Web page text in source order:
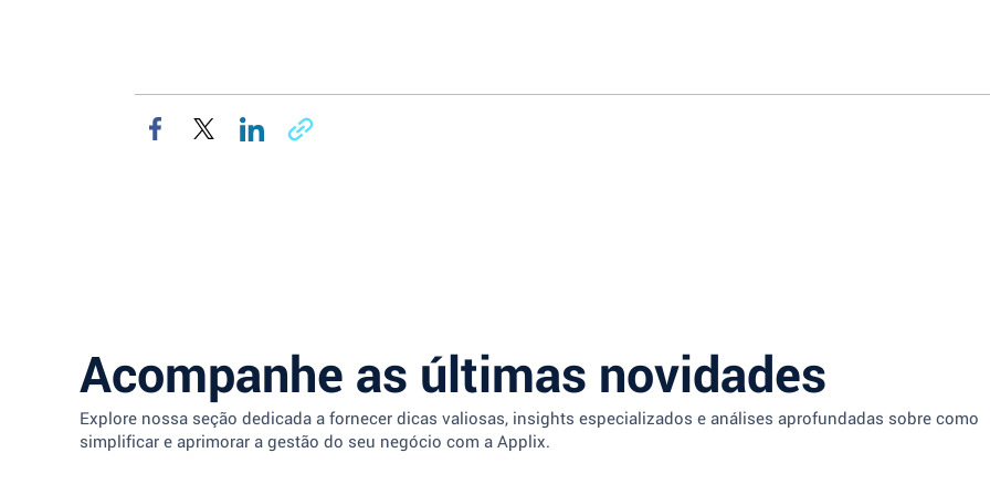
Acompanhe as últimas novidades
Explore nossa seção dedicada a fornecer dicas valiosas, insights especializados e análises aprofundadas sobre como
simplificar e aprimorar a gestão do seu negócio com a Applix.